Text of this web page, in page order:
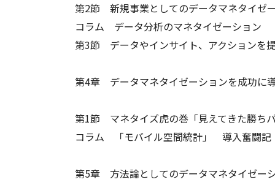
第2節 新規事業としてのデータマネタイゼ
コラム データ分析のマネタイゼーション
第3節 データやインサイト、アクションを
第4章 データマネタイゼーションを成功に
第1節 マネタイズ虎の巻「見えてきた勝ちパ
コラム 「モバイル空間統計」 導入奮闘記
第5章 方法論としてのデータマネタイゼー